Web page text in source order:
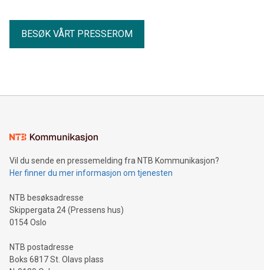
BESØK VÅRT PRESSEROM
Vil du sende en pressemelding fra NTB Kommunikasjon?
Her finner du mer informasjon om tjenesten
NTB besøksadresse
Skippergata 24 (Pressens hus)
0154 Oslo
NTB postadresse
Boks 6817 St. Olavs plass